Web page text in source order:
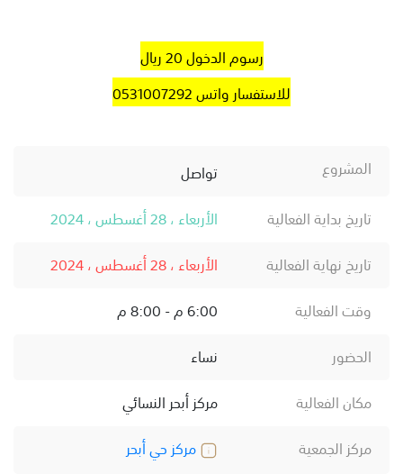
رسوم الدخول 20 ريال
للاستفسار واتس 0531007292
المشروع
تواصل
تاريخ بداية الفعالية
الأربعاء ، 28 أغسطس ، 2024
تاريخ نهاية الفعالية
الأربعاء ، 28 أغسطس ، 2024
وقت الفعالية
6:00 م - 8:00 م
الحضور
نساء
مكان الفعالية
مركز أبحر النسائي
مركز الجمعية
مركز حي أبحر